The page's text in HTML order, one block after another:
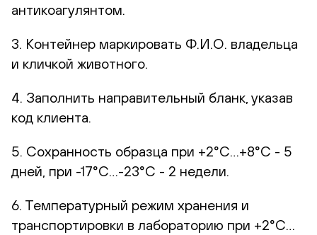
антикоагулянтом.
3. Контейнер маркировать Ф.И.О. владельца
и кличкой животного.
4. Заполнить направительный бланк, указав
код клиента.
5. Сохранность образца при +2°С…+8°С - 5
дней, при -17°С…-23°С - 2 недели.
6. Температурный режим хранения и
транспортировки в лабораторию при +2°С…